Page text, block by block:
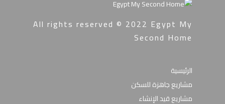
All rights reserved © 2022 Egypt My
Second Home
الرئيسية
مشاريع جاهزة للسكن
مشاريع قيد الإنشاء